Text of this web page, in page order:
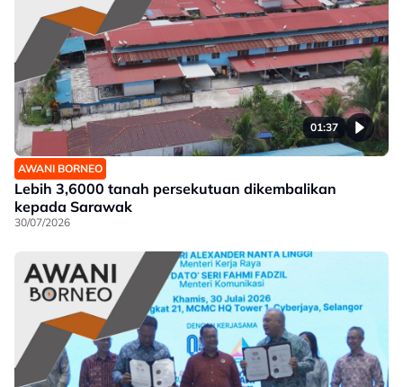
01:37
AWANI BORNEO
Lebih 3,6000 tanah persekutuan dikembalikan
kepada Sarawak
30/07/2026